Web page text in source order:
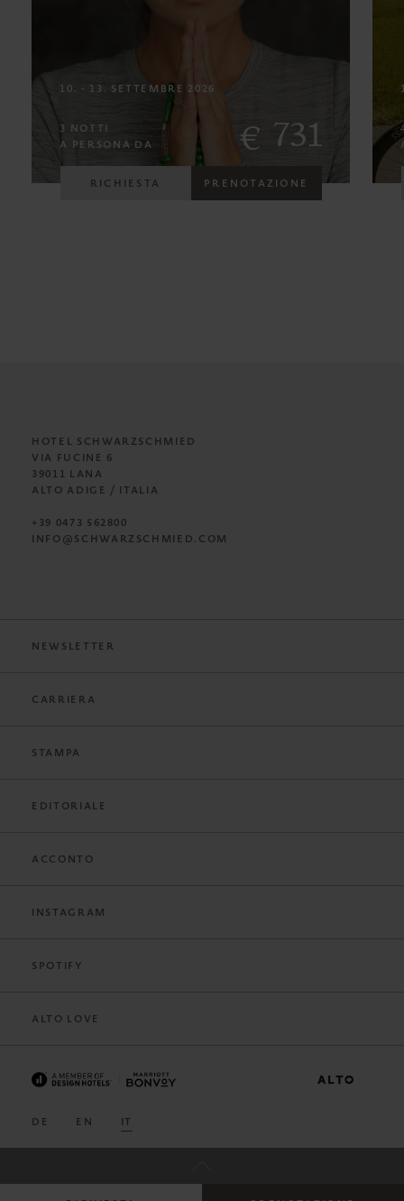
10. - 13. SETTEMBRE 2026
3 NOTTI
A PERSONA DA
€ 731
RICHIESTA PRENOTAZIONE
HOTEL SCHWARZSCHMIED
VIA FUCINE 6
39011 LANA
ALTO ADIGE / ITALIA
+39 0473 562800
INFO@SCHWARZSCHMIED.COM
NEWSLETTER
CARRIERA
STAMPA
EDITORIALE
ACCONTO
INSTAGRAM
SPOTIFY
ALTO LOVE
DE EN IT